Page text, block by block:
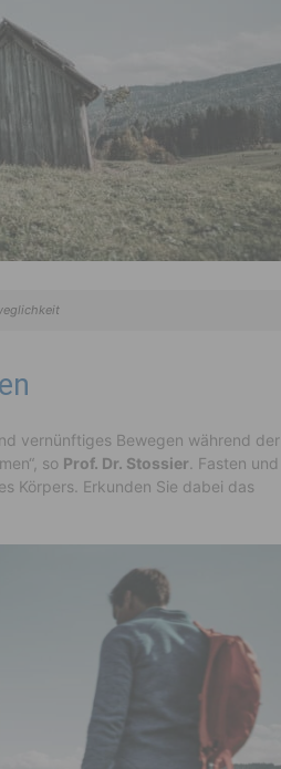
vernünftiges Bewegen während der
so Prof. Dr. Stossier . Fasten und
Körpers. Erkunden Sie dabei das